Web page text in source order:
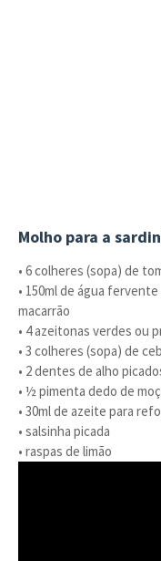
Molho para a
• 6 colheres (sopa) de
• 150ml de água
macarrão
• 4 azeitonas verdes ou
• 3 colheres (sopa) de
• 2 dentes de alho
• ½ pimenta dedo de
• 30ml de azeite para
• salsinha picada
• raspas de limão